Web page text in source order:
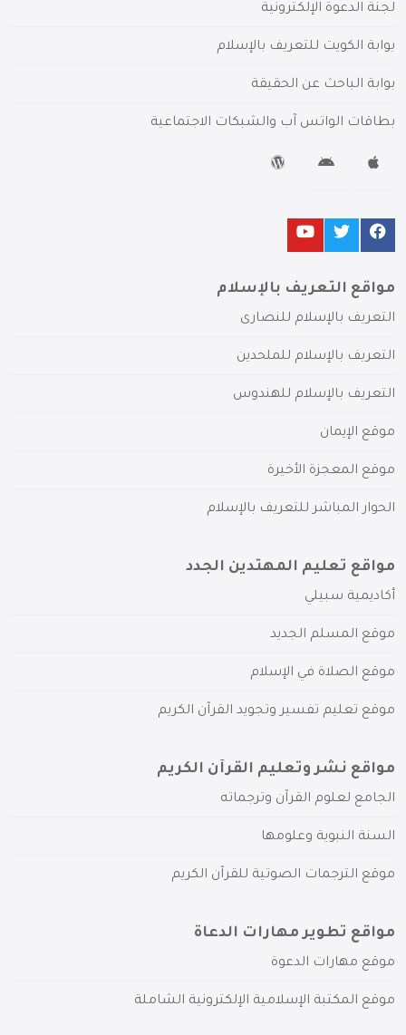
لجنة الدعوة الإلكترونية
بوابة الكويت للتعريف بالإسلام
بوابة الباحث عن الحقيقة
بطاقات الواتس آب والشبكات الاجتماعية
مواقع التعريف بالإسلام
التعريف بالإسلام للنصارى
التعريف بالإسلام للملحدين
التعريف بالإسلام للهندوس
موقع الإيمان
موقع المعجزة الأخيرة
الحوار المباشر للتعريف بالإسلام
مواقع تعليم المهتدين الجدد
أكاديمية سبيلي
موقع المسلم الجديد
موقع الصلاة في الإسلام
موقع تعليم تفسير وتجويد القرآن الكريم
مواقع نشر وتعليم القرآن الكريم
الجامع لعلوم القرآن وترجماته
السنة النبوية وعلومها
موقع الترجمات الصوتية للقرآن الكريم
مواقع تطوير مهارات الدعاة
موقع مهارات الدعوة
موقع المكتبة الإسلامية الإلكترونية الشاملة